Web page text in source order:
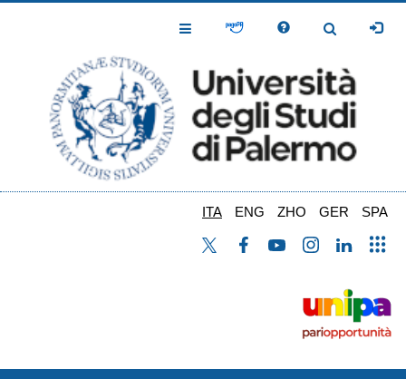
Toggle
Toggle
ITA ENG ZHO GER SPA